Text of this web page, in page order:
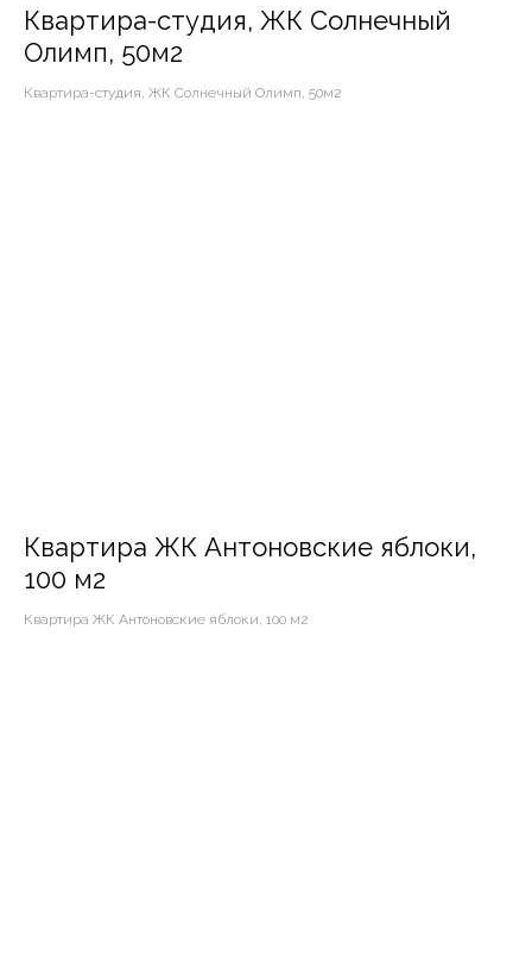
Квартира-студия, ЖК Солнечный
Олимп, 50м2
Квартира-студия, ЖК Солнечный Олимп, 50м2
Квартира ЖК Антоновские яблоки,
100 м2
Квартира ЖК Антоновские яблоки, 100 м2